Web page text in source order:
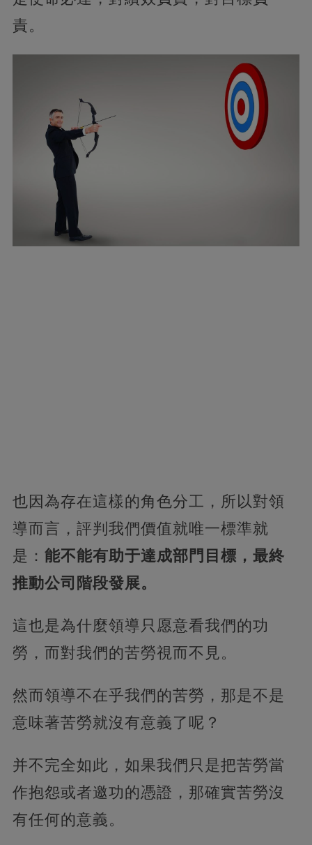
責。
也因為存在這樣的角色分工，所以對領
導而言，評判我們價值就唯一標準就
是： 能不能有助于達成部門目標，最終
推動公司階段發展。
這也是為什麼領導只愿意看我們的功
勞，而對我們的苦勞視而不見。
然而領導不在乎我們的苦勞，那是不是
意味著苦勞就沒有意義了呢？
并不完全如此，如果我們只是把苦勞當
作抱怨或者邀功的憑證，那確實苦勞沒
有任何的意義。